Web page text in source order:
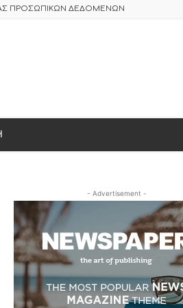
ΠΡΟΣΩΠΙΚΩΝ ΔΕΔΟΜΕΝΩΝ
- Advertisement -